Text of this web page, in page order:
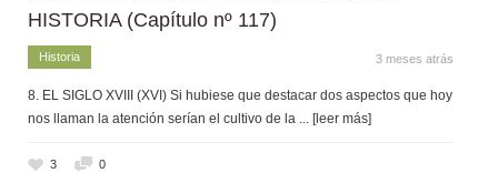
HISTORIA (Capítulo nº 117)
Historia 3 meses atrás
8. EL SIGLO XVIII (XVI) Si hubiese que destacar dos aspectos que hoy
nos llaman la atención serían el cultivo de la ... [leer más]
3 0